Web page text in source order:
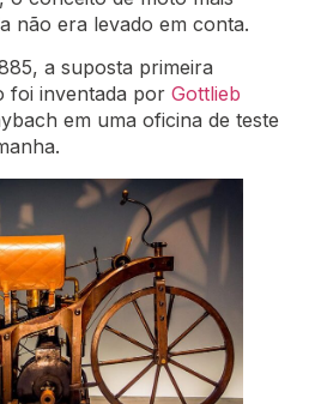
não era levado em conta.
a suposta primeira
foi inventada por Gottlieb
em uma oficina de teste